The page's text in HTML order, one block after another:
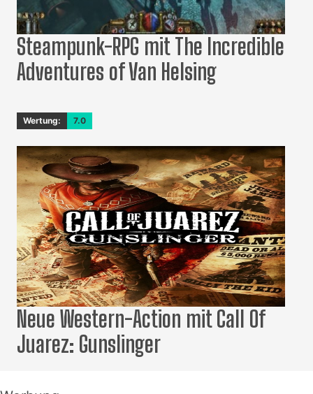
Steampunk-RPG mit The Incredible
Adventures of Van Helsing
Wertung: 7.0
Neue Western-Action mit Call Of
Juarez: Gunslinger